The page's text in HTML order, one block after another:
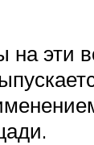
на эти